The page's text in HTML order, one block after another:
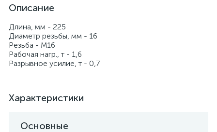
Описание
Длина, мм - 225
Диаметр резьбы, мм - 16
Резьба - М16
Рабочая нагр., т - 1,6
Разрывное усилие, т - 0,7
Характеристики
Основные